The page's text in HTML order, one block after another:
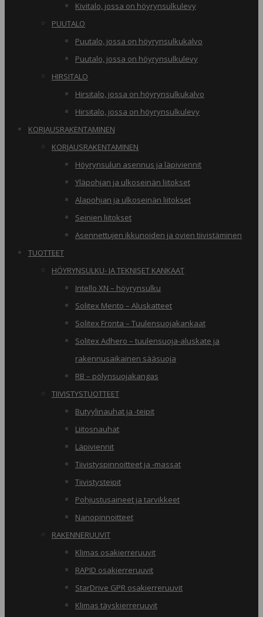
Kivitalo, jossa on höyrynsulkulevy
PUUTALO
Puutalo, jossa on höyrynsulkukalvo
Puutalo, jossa on höyrynsulkulevy
HIRSITALO
Hirsitalo, jossa on höyrynsulkukalvo
Hirsitalo, jossa on höyrynsulkulevy
KORJAUSRAKENTAMINEN
KORJAUSRAKENTAMINEN
Höyrynsulun asennus ja läpiviennit
Yläpohjan ja ulkoseinän liitokset
Alapohjan ja ulkoseinän liitokset
Seinien liitokset
Asennettujen ikkunoiden ja ovien tiivistäminen
TUOTTEET
HÖYRYNSULKU- JA TEKNISET KANKAAT
Intello XN – höyrynsulku
Solitex Mento – Aluskatteet
Solitex Fronta – Tuulensuojakankaat
Solitex Adhero – tuulensuoja-aluskate ja
rakennusaikainen sääsuoja
RB – pölynsuojakangas
TIIVISTYSTUOTTEET
Butyylinauhat ja -teipit
Liitosnauhat
Läpiviennit
Tiivistyspinnoitteet ja -massat
Tiivistysteipit
Pohjustusaineet ja tarvikkeet
Nanopinnoitteet
RAKENNERUUVIT
Klimas osakierreruuvit
RAPID osakierreruuvit
StarDrive GPR osakierreruuvit
Klimas täyskierreruuvit